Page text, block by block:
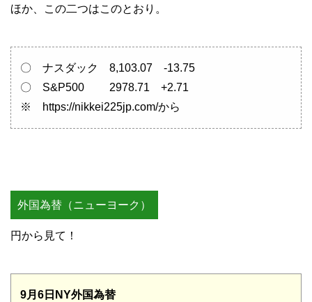
ほか、この二つはこのとおり。
〇 ナスダック 8,103.07 -13.75
〇 S&P500 2978.71 +2.71
※ https://nikkei225jp.com/から
外国為替（ニューヨーク）
円から見て！
9月6日NY外国為替